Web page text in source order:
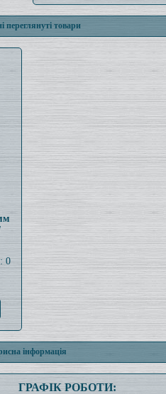
переглянуті товари
0
інформація
ГРАФІК РОБОТИ: